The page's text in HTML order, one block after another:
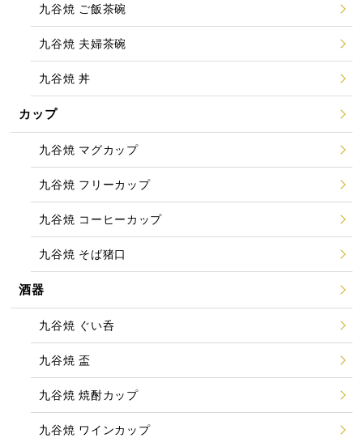
九谷焼 ご飯茶碗
九谷焼 夫婦茶碗
九谷焼 丼
カップ
九谷焼 マグカップ
九谷焼 フリーカップ
九谷焼 コーヒーカップ
九谷焼 そば猪口
酒器
九谷焼 ぐい呑
九谷焼 盃
九谷焼 焼酎カップ
九谷焼 ワインカップ